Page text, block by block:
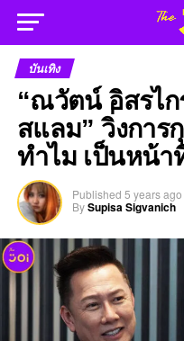
บันเทิง
“ณวัตน์ อิสรไ
สแลม” วิ่งการ
ทำไม เป็นหน้า
Published 5 years ago
BySupisa Sigvanich